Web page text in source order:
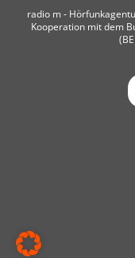
radio m ‐
Kooperation mit dem